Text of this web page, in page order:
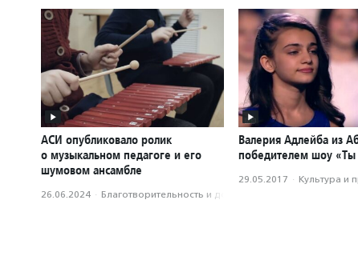
АСИ опубликовало ролик
о музыкальном педагоге и его
шумовом ансамбле
26.06.2024 · Благотвори­тель­ность и доброволь­чест­во
Валерия Адлейба из
победителем шоу «Ты
29.05.2017 · Культура и